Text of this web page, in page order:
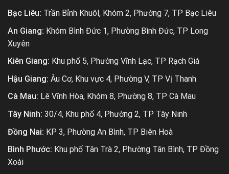
Bạc Liêu: Trần Bỉnh Khuôl, Khóm 2, Phường 7, TP Bạc Liêu
An Giang: Khóm Bình Đức 1, Phường Bình Đức, TP Long
Xuyên
Kiên Giang: Khu phố 5, Phường Vĩnh Lạc, TP Rạch Giá
Hậu Giang: Âu Cơ, Khu vực 4, Phường V, TP Vị Thanh
Cà Mau: Lê Vĩnh Hòa, Khóm 8, Phường 8, TP Cà Mau
Tây Ninh: 30/4, Khu phố 4, Phường 2, TP Tây Ninh
Đồng Nai: KP 3, Phường An Bình, TP Biên Hoà
Bình Phước: Khu phố Tân Trà 2, Phường Tân Bình, TP Đồng
Xoài